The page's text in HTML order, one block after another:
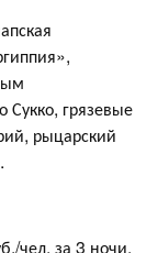
грязевые
рыцарский
чел. за 3 ночи,